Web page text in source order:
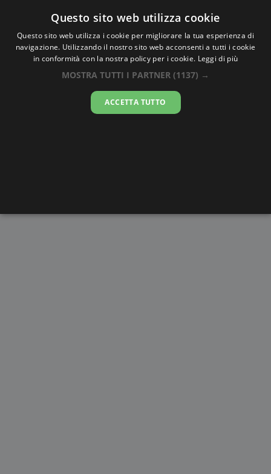
Oraesatta.co
Ora EsattaOš
01:32:01
Questo sito web utilizza cookie
Questo sito web utilizza i cookie per migliorare la tua esperienza di
navigazione. Utilizzando il nostro sito web acconsenti a tutti i cookie
in conformità con la nostra policy per i cookie. Leggi di più
MOSTRA TUTTI I PARTNER (1137) →
ACCETTA TUTTO